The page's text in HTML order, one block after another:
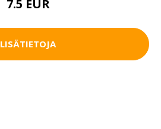
7.5 EUR
LISÄTIETOJA